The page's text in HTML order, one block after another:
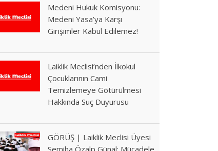
Medeni Hukuk Komisyonu:
Medeni Yasa’ya Karşı
Girişimler Kabul Edilemez!
Laiklik Meclisi’nden İlkokul
Çocuklarının Cami
Temizlemeye Götürülmesi
Hakkında Suç Duyurusu
GÖRÜŞ | Laiklik Meclisi Üyesi
Semiha Özalp Günal: Mücadele